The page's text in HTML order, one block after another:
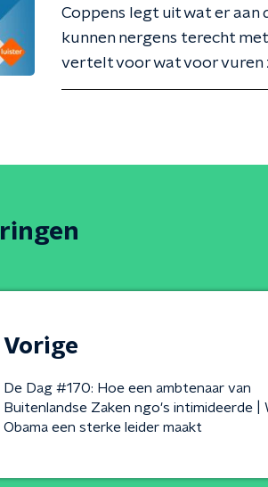
Coppens legt uit wat er aan
kunnen nergens terecht
vertelt voor wat voor vuren
Vorige
De Dag #170: Hoe een ambtenaar van
Buitenlandse Zaken ngo's intimideerde |
Obama een sterke leider maakt